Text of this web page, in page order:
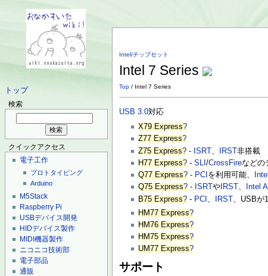
トップ
検索
クイックアクセス
電子工作
プロトタイピング
Arduino
M5Stack
Raspberry Pi
USBデバイス開発
HIDデバイス製作
MIDI機器製作
ニコニコ技術部
電子部品
通販
Intel/チップセット
Intel 7 Series
Top / Intel 7 Series
USB 3.0対応
X79 Express?
Z77 Express?
Z75 Express? - ISRT IRST非搭載
H77 Express? -SLI/CrossFireなどの
Q77 Express? - PCI を利用可能、
Q75 Express? - ISRTや IRST 、 Intel
B75 Express? - PCI IRST 、USB
HM77 Express?
HM76 Express?
HM75 Express?
UM77 Express?
サポート